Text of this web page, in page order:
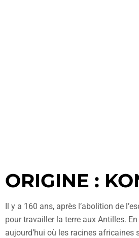
ORIGINE :
Il y a 160 ans, après l’abolition de
pour travailler la terre aux Antilles.
aujourd’hui où les racines africaines